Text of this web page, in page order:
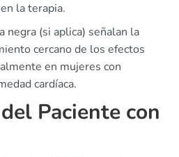
la terapia.
negra (si aplica) señalan la
cercano de los efectos
en mujeres con
cardíaca.
Paciente con